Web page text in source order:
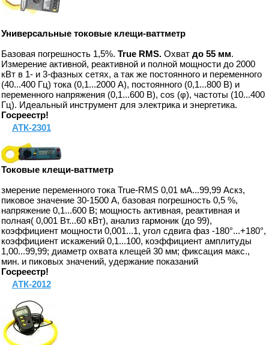
Универсальные токовые клещи-ваттметр
Базовая погрешность 1,5%. True RMS. Охват до 55 мм.
Измерение активной, реактивной и полной мощности до 2000
кВт в 1- и 3-фазных сетях, а так же постоянного и переменного
(40...400 Гц) тока (0,1...2000 А), постоянного (0,1...800 В) и
переменного напряжения (0,1...600 В), cos (φ), частоты (10...400
Гц). Идеальный инструмент для электрика и энергетика.
Госреестр!
АТК-2301
Токовые клещи-ваттметр
змерение переменного тока True-RMS 0,01 мА...99,99 Аскз,
пиковое значение 30-1500 А, базовая погрешность 0,5 %,
напряжение 0,1...600 В; мощность активная, реактивная и
полная( 0,001 Вт...60 кВт), анализ гармоник (до 99),
коэффициент мощности 0,001...1, угол сдвига фаз -180°...+180°,
коэффициент искажений 0,1...100, коэффициент амплитуды
1,00...99,99; диаметр охвата клещей 30 мм; фиксация макс.,
мин. и пиковых значений, удержание показаний
Госреестр!
АТК-2012